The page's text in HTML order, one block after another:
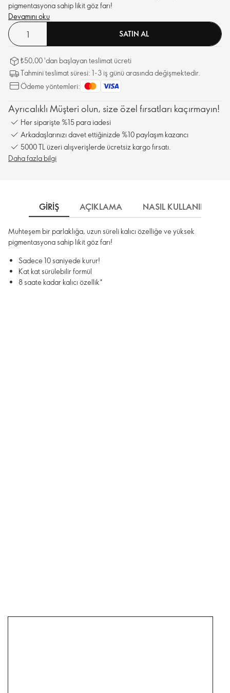
pigmentasyona sahip likit göz farı!
Devamını oku
SATIN AL
₺50,00 'dan başlayan teslimat ücreti
Tahmini teslimat süresi: 1-3 iş günü arasında değişmektedir.
Ödeme yöntemleri:
Ayrıcalıklı Müşteri olun, size özel fırsatları kaçırmayın!
Her siparişte %15 para iadesi
Arkadaşlarınızı davet ettiğinizde %10 paylaşım kazancı
5000 TL üzeri alışverişlerde ücretsiz kargo fırsatı.
Daha fazla bilgi
GIRIŞ AÇIKLAMA NASIL KULLANILIR
Muhteşem bir parlaklığa, uzun süreli kalıcı özelliğe ve yüksek
pigmentasyona sahip likit göz farı!
Sadece 10 saniyede kurur!
Kat kat sürülebilir formül
8 saate kadar kalıcı özellik*